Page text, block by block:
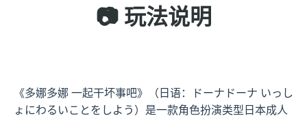
📷 玩法说明
《多娜多娜 一起干坏事吧》（日语：ドーナドーナ いっし
ょにわるいことをしよう）是一款角色扮演类型日本成人